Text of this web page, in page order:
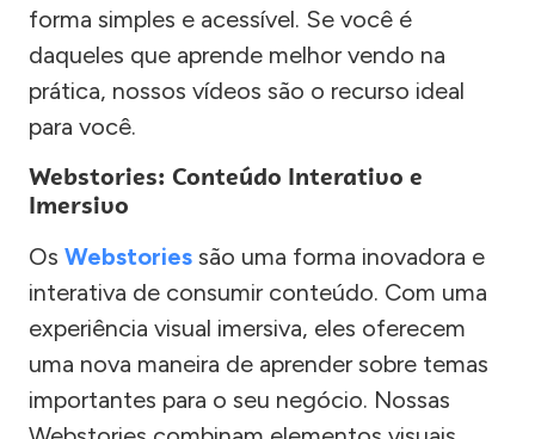
forma simples e acessível. Se você é
daqueles que aprende melhor vendo na
prática, nossos vídeos são o recurso ideal
para você.
Webstories: Conteúdo Interativo e
Imersivo
Os Webstories são uma forma inovadora e
interativa de consumir conteúdo. Com uma
experiência visual imersiva, eles oferecem
uma nova maneira de aprender sobre temas
importantes para o seu negócio. Nossas